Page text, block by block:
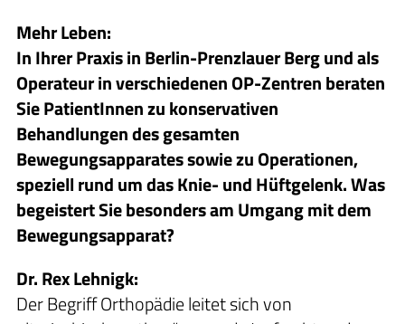
Mehr Leben:
In Ihrer Praxis in Berlin-Prenzlauer Berg und als
Operateur in verschiedenen OP-Zentren beraten
Sie PatientInnen zu konservativen
Behandlungen des gesamten
Bewegungsapparates sowie zu Operationen,
speziell rund um das Knie- und Hüftgelenk. Was
begeistert Sie besonders am Umgang mit dem
Bewegungsapparat?
Dr. Rex Lehnigk:
Der Begriff Orthopädie leitet sich von